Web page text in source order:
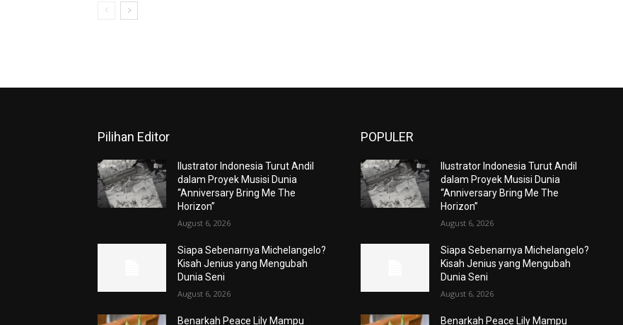
Pilihan Editor
Ilustrator Indonesia Turut Andil
dalam Proyek Musisi Dunia
“Anniversary Bring Me The
Horizon”
August 6, 2026
Siapa Sebenarnya Michelangelo?
Kisah Jenius yang Mengubah
Dunia Seni
August 6, 2026
Benarkah Peace Lily Mampu
POPULER
Ilustrator Indonesia Turut Andil
dalam Proyek Musisi Dunia
“Anniversary Bring Me The
Horizon”
August 6, 2026
Siapa Sebenarnya Michelangelo?
Kisah Jenius yang Mengubah
Dunia Seni
August 6, 2026
Benarkah Peace Lily Mampu